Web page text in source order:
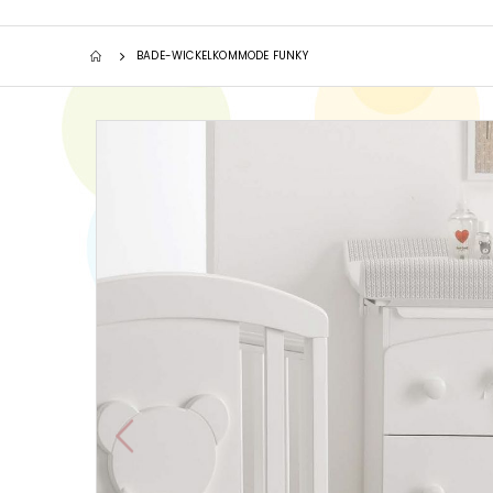
BADE-WICKELKOMMODE FUNKY